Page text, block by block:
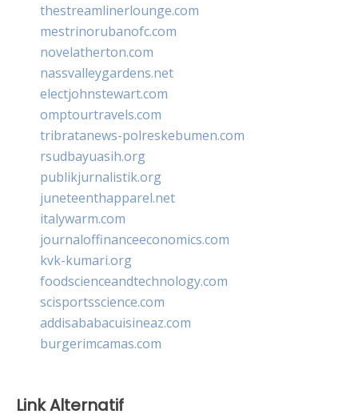
thestreamlinerlounge.com
mestrinorubanofc.com
novelatherton.com
nassvalleygardens.net
electjohnstewart.com
omptourtravels.com
tribratanews-polreskebumen.com
rsudbayuasih.org
publikjurnalistik.org
juneteenthapparel.net
italywarm.com
journaloffinanceeconomics.com
kvk-kumari.org
foodscienceandtechnology.com
scisportsscience.com
addisababacuisineaz.com
burgerimcamas.com
Link Alternatif